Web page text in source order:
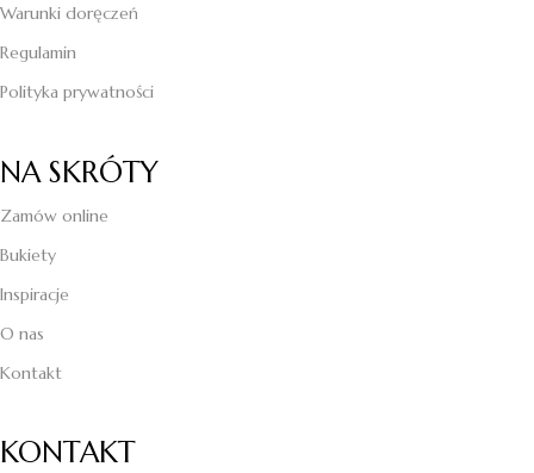
Warunki doręczeń
Regulamin
Polityka prywatności
NA SKRÓTY
Zamów online
Bukiety
Inspiracje
O nas
Kontakt
KONTAKT